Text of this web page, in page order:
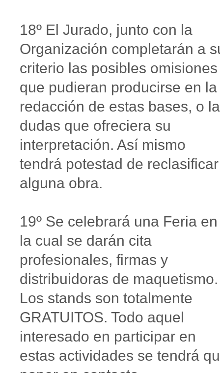
18º El Jurado, junto con la
Organización completarán a
criterio las posibles omisiones
que pudieran producirse en la
redacción de estas bases, o
dudas que ofreciera su
interpretación. Así mismo
tendrá potestad de reclasificar
alguna obra.
19º Se celebrará una Feria en
la cual se darán cita
profesionales, firmas y
distribuidoras de maquetismo.
Los stands son totalmente
GRATUITOS. Todo aquel
interesado en participar en
estas actividades se tendrá